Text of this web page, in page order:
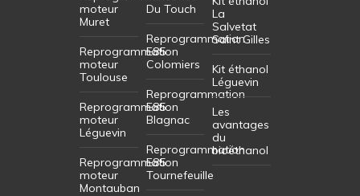
moteur
Muret
Reprogrammation
moteur
Toulouse
Reprogrammation
moteur
Léguevin
Reprogrammation
moteur
Montauban
Du Touch
Reprogrammation
E85
Colomiers
Reprogrammation
E85
Blagnac
Reprogrammation
E85
Tournefeuille
La
Salvetat
Saint Gilles
Kit éthanol
Léguevin
Les
avantages
du
bioéthanol